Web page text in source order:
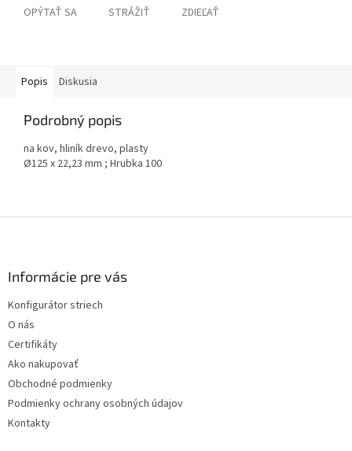
OPÝTAŤ SA STRÁŽIŤ ZDIEĽAŤ
Popis Diskusia
Podrobný popis
na kov, hliník drevo, plasty
Ø125 x 22,23 mm ; Hrubka 100
Informácie pre vás
Konfigurátor striech
O nás
Certifikáty
Ako nakupovať
Obchodné podmienky
Podmienky ochrany osobných údajov
Kontakty